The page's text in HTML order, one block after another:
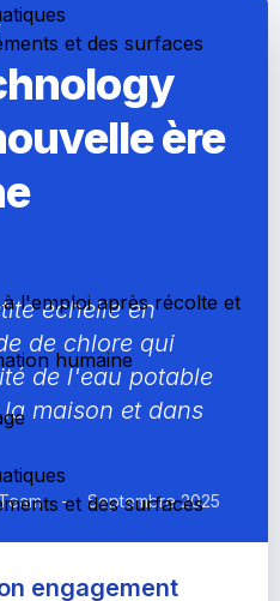
et des surfaces
l'emploi après récolte et
humaine
et des surfaces
ère
échelle en
de chlore qui
de l'eau potable
maison et dans
- Septembre 2025
engagement